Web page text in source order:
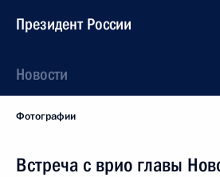
Президент России
Новости
Фотографии
Встреча с врио главы